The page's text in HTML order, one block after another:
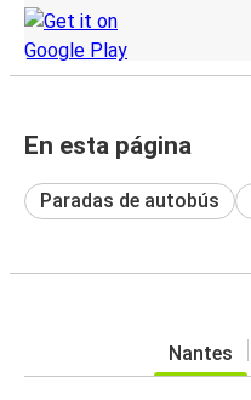
En esta página
Paradas de autobús
Nantes